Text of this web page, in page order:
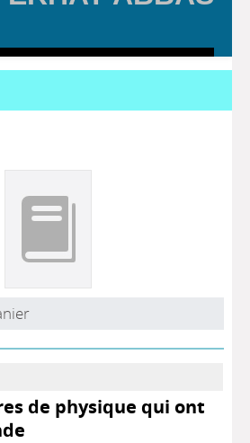
de physique qui ont